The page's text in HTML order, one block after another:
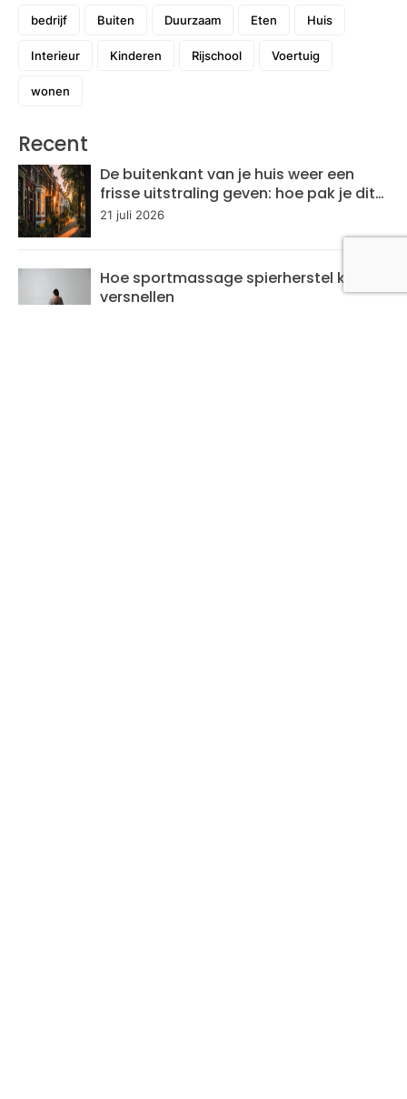
bedrijf Buiten Duurzaam Eten Huis
Interieur Kinderen Rijschool Voertuig
wonen
Recent
De buitenkant van je huis weer een
frisse uitstraling geven: hoe pak je dit
aan?
21 juli 2026
Hoe sportmassage spierherstel kan
versnellen